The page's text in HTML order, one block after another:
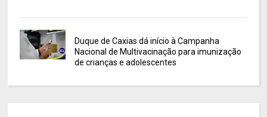
Duque de Caxias dá início à Campanha
Nacional de Multivacinação para imunização
de crianças e adolescentes